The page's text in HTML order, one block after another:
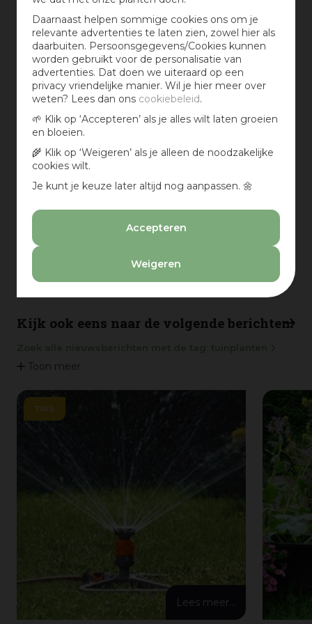
Daarnaast helpen sommige cookies ons om je
relevante advertenties te laten zien, zowel hier als
daarbuiten. Persoonsgegevens/Cookies kunnen
worden gebruikt voor de personalisatie van
advertenties. Dat doen we uiteraard op een
privacy vriendelijke manier. Wil je hier meer over
weten? Lees dan ons cookiebeleid.
🌱 Klik op ‘Accepteren’ als je alles wilt laten groeien
en bloeien.
🌾 Klik op ‘Weigeren’ als je alleen de noodzakelijke
cookies wilt.
Je kunt je keuze later altijd nog aanpassen. 🌼
Accepteren
Weigeren
een zonnige plek, maar halfschaduw kan ook.
Rozen bij tuincentrum Osdorp
Ben jij gek van rozen, dan is dit (juni) hét moment om
langs te komen op de tuinplantenafdeling
bij tuincentrum Osdorp. Alle soorten en maten staan
binnen op onze tuinplanten afdeling en worden
Meer weten over rozen?
Wil je meer weten over de
Welke potgrond geschikt is of wanneer je moet
snoeien? Onze medewerkers in het tuincentrum
helpen je graag verder!
Kijk ook eens naar de volgende berichten:
Toon meer
TIPS
Lees meer...